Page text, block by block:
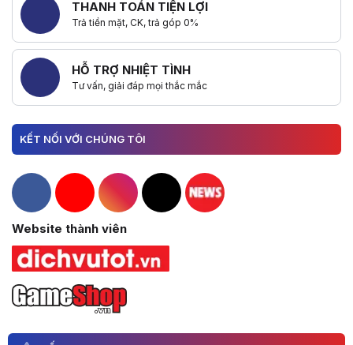
THANH TOÁN TIỆN LỢI
Trả tiền mặt, CK, trả góp 0%
HỖ TRỢ NHIỆT TÌNH
Tư vấn, giải đáp mọi thắc mắc
KẾT NỐI VỚI CHÚNG TÔI
Hacom Facebook
Hacom YouTube
Hacom Instagram
Hacom TikTok
Website thành viên